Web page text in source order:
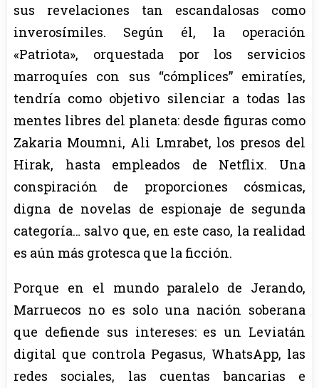
sus revelaciones tan escandalosas como
inverosímiles. Según él, la operación
«Patriota», orquestada por los servicios
marroquíes con sus “cómplices” emiratíes,
tendría como objetivo silenciar a todas las
mentes libres del planeta: desde figuras como
Zakaria Moumni, Ali Lmrabet, los presos del
Hirak, hasta empleados de Netflix. Una
conspiración de proporciones cósmicas,
digna de novelas de espionaje de segunda
categoría… salvo que, en este caso, la realidad
es aún más grotesca que la ficción.
Porque en el mundo paralelo de Jerando,
Marruecos no es solo una nación soberana
que defiende sus intereses: es un Leviatán
digital que controla Pegasus, WhatsApp, las
redes sociales, las cuentas bancarias e